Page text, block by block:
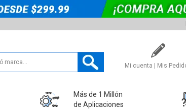
Mi cuenta | Mis
Más de 1 Millón
de Aplicaciones